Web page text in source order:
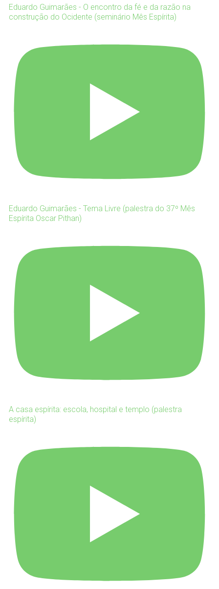
Eduardo Guimarães - O encontro da fé e da razão na
construção do Ocidente (seminário Mês Espírita)
Eduardo Guimarães - Tema Livre (palestra do 37º Mês
Espírita Oscar Pithan)
A casa espírita: escola, hospital e templo (palestra
espírita)